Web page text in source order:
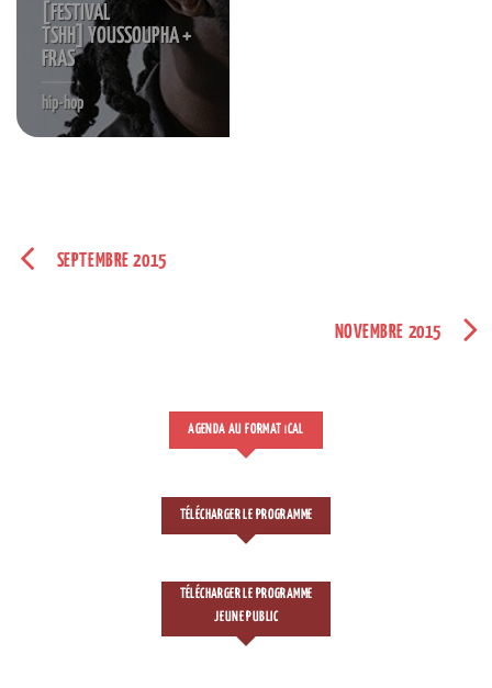
[FESTIVAL
TSHH] YOUSSOUPHA +
FRAS
hip-hop
SEPTEMBRE 2015
NOVEMBRE 2015
AGENDA AU FORMAT CAL
TÉLÉCHARGER LE PROGRAMME
TÉLÉCHARGER LE PROGRAMME
JEUNE PUBLIC